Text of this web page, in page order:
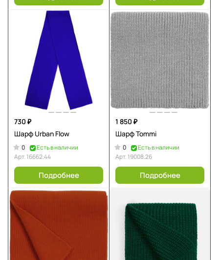
730 ₽
Шарф Urban Flow
0
Есть в наличии
Арт. 16662.44
Подробнее
1 850 ₽
Шарф Tommi
0
Есть в наличии
Арт. 19008.26
Подробнее